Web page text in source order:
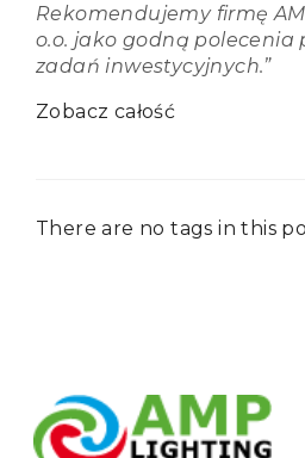
Rekomendujemy firmę
o.o. jako godną polecenia
zadań inwestycyjnych.”
Zobacz całość
There are no tags in this